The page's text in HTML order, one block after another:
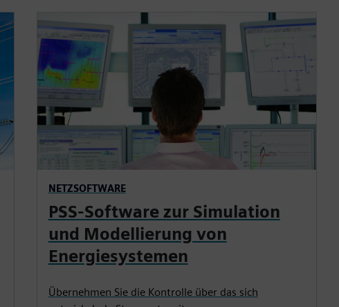
NETZSOFTWARE
PSS-Software zur Simulation
und Modellierung von
Energiesystemen
Übernehmen Sie die Kontrolle über das sich